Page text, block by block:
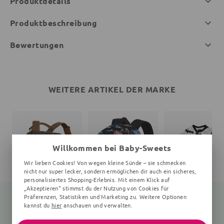
Produktbeschreibung
Bewertungen
WEITERE ARTIKEL DER MARKE
Rucksack
Rucksack
Strampler Batman
Willkommen bei Baby-Sweets
Wir lieben Cookies! Von wegen kleine Sünde – sie schmecken
nicht nur super lecker, sondern ermöglichen dir auch ein sicheres,
personalisiertes Shopping-Erlebnis. Mit einem Klick auf
„Akzeptieren“ stimmst du der Nutzung von Cookies für
Präferenzen, Statistiken und Marketing zu. Weitere Optionen
kannst du hier anschauen und verwalten.